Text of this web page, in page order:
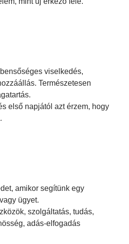
viselkedés,
Természetesen
első napjától azt érzem, hogy
amikor segítünk egy
ügyet.
szolgáltatás, tudás,
adás-elfogadás